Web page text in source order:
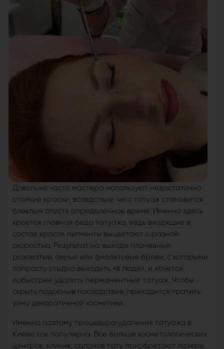
Довольно часто мастера используют недостаточно
стойкие краски, вследствие чего татуаж становится
блеклым спустя определенное время. Именно здесь
кроется главная беда татуажа, ведь входящие в
состав красок пигменты выцветают с разной
скоростью. Результат на выходе плачевный:
розоватые, серые или фиолетовые брови, с которыми
попросту стыдно выходить «в люди», и хочется
побыстрее удалить перманентный татуаж. Чтобы
скрыть подобные последствия, приходится тратить
уйму декоративной косметики.
Именно поэтому процедура удаления татуажа в
Киеве так популярна. Все больше косметологических
центров, клиник, салонов тату приобретают лазеры